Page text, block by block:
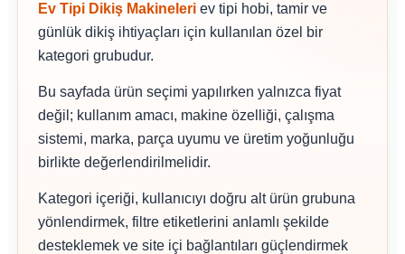
Ev Tipi Dikiş Makineleriev tipi hobi, tamir ve
günlük dikiş ihtiyaçları için kullanılan özel bir
kategori grubudur.
Bu sayfada ürün seçimi yapılırken yalnızca fiyat
değil; kullanım amacı, makine özelliği, çalışma
sistemi, marka, parça uyumu ve üretim yoğunluğu
birlikte değerlendirilmelidir.
Kategori içeriği, kullanıcıyı doğru alt ürün grubuna
yönlendirmek, filtre etiketlerini anlamlı şekilde
desteklemek ve site içi bağlantıları güçlendirmek